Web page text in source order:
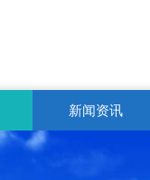
新闻资讯